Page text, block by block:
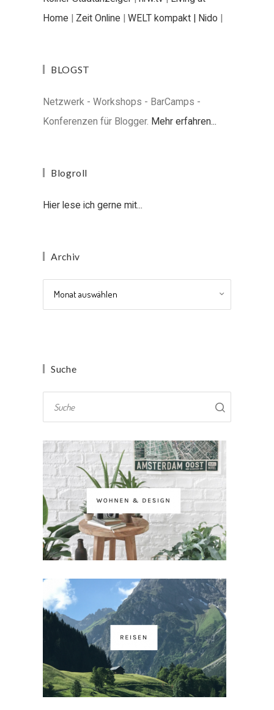
Home | Zeit Online | WELT kompakt | Nido |
BLOGST
Netzwerk - Workshops - BarCamps -
Konferenzen für Blogger. Mehr erfahren...
Blogroll
Hier lese ich gerne mit...
Archiv
Suche